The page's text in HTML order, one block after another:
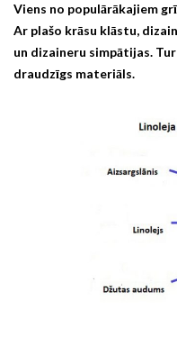
Viens no populārākajiem
Ar plašo krāsu klāstu,
un dizaineru simpātijas.
draudzīgs materiāls.